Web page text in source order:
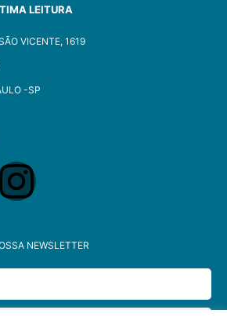
LEITURA
VICENTE, 1619
-SP​
NEWSLETTER